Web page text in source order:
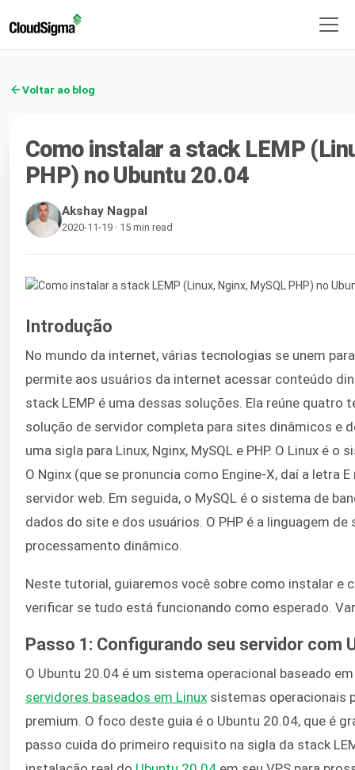
Voltar ao blog
Como instalar a stack LEMP
PHP) no Ubuntu 20.04
Akshay Nagpal
2020-11-19 · 15 min read
Introdução
No mundo da internet, várias tecnologias se unem
permite aos usuários da internet acessar conteúdo
stack LEMP é uma dessas soluções. Ela reúne quatro
solução de servidor completa para sites dinâmicos e
uma sigla para Linux, Nginx, MySQL e PHP. O Linux é
O Nginx (que se pronuncia como Engine-X, daí a letra
servidor web. Em seguida, o MySQL é o sistema de
dados do site e dos usuários. O PHP é a linguagem
processamento dinâmico.
Neste tutorial, guiaremos você sobre como instalar e
verificar se tudo está funcionando como esperado.
Passo 1: Configurando seu servidor com
O Ubuntu 20.04 é um sistema operacional baseado
servidores baseados em Linux sistemas operacionais
premium. O foco deste guia é o Ubuntu 20.04, que é
passo cuida do primeiro requisito na sigla da stack